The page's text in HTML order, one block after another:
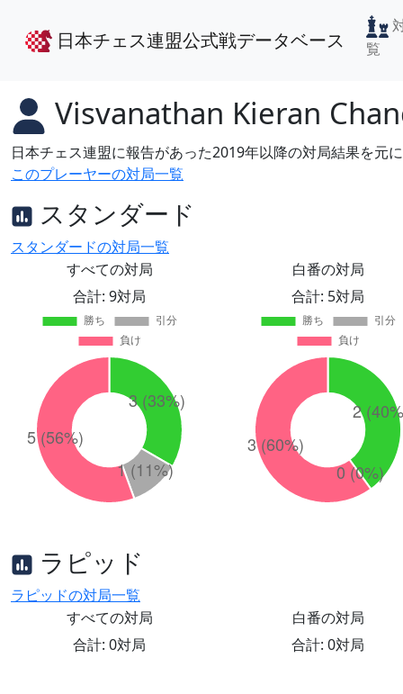
日本チェス連盟公式戦データベース
覧
Visvanathan Kieran
日本チェス連盟に報告があった2019年以降の対局結果を元
このプレーヤーの対局一覧
スタンダード
スタンダードの対局一覧
すべての対局
合計: 9対局
白番の対局
合計: 5対局
ラピッド
ラピッドの対局一覧
すべての対局
合計: 0対局
白番の対局
合計: 0対局